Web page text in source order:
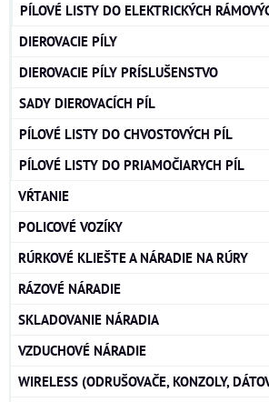
PÍLOVÉ LISTY DO ELEKTRICKÝCH
DIEROVACIE PÍLY
DIEROVACIE PÍLY PRÍSLUŠENSTVO
SADY DIEROVACÍCH PÍL
PÍLOVÉ LISTY DO CHVOSTOVÝCH PÍL
PÍLOVÉ LISTY DO PRIAMOČIARYCH PÍL
VŔTANIE
POLICOVÉ VOZÍKY
RÚRKOVÉ KLIEŠTE A NÁRADIE NA RÚRY
RÁZOVÉ NÁRADIE
SKLADOVANIE NÁRADIA
VZDUCHOVÉ NÁRADIE
WIRELESS (ODRUŠOVAČE, KONZOLY,